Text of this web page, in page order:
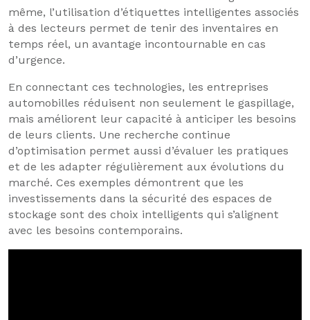
même, l’utilisation d’étiquettes intelligentes associés
à des lecteurs permet de tenir des inventaires en
temps réel, un avantage incontournable en cas
d’urgence.
En connectant ces technologies, les entreprises
automobilles réduisent non seulement le gaspillage,
mais améliorent leur capacité à anticiper les besoins
de leurs clients. Une recherche continue
d’optimisation permet aussi d’évaluer les pratiques
et de les adapter régulièrement aux évolutions du
marché. Ces exemples démontrent que les
investissements dans la sécurité des espaces de
stockage sont des choix intelligents qui s’alignent
avec les besoins contemporains.